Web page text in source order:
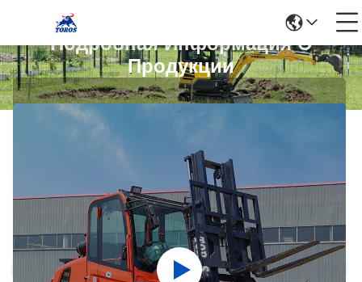
Подробная Информация О
Продукции